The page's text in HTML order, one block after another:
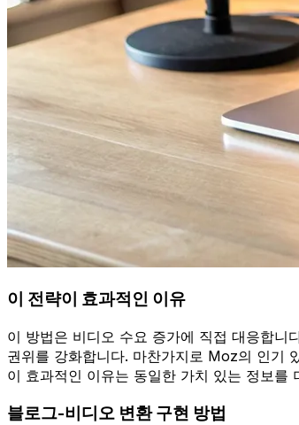
이 전략이 효과적인 이유
이 방법은 비디오 수요 증가에 직접 대응합
권위를 강화합니다. 마찬가지로 Moz의 인기
이 효과적인 이유는 동일한 가치 있는 정보를
블로그-비디오 변환 구현 방법